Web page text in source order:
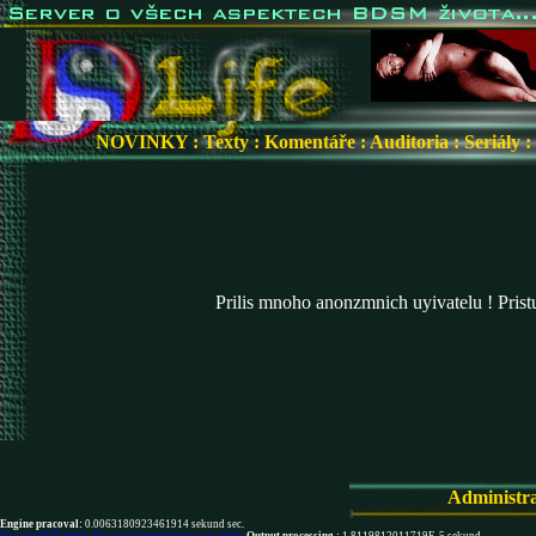
NOVINKY:Texty: Komentáře:Auditoria:Seriály:
Prilis mnoho anonzmnich uyivatelu !
Engine pracoval: 0.0063180923461914 sekund sec.